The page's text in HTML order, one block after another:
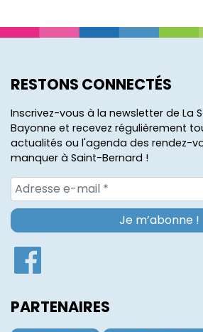
RESTONS CONNECTÉS
Inscrivez-vous à la newsletter de La
Bayonne et recevez régulièrement
actualités ou l'agenda des rendez-
manquer à Saint-Bernard !
PARTENAIRES